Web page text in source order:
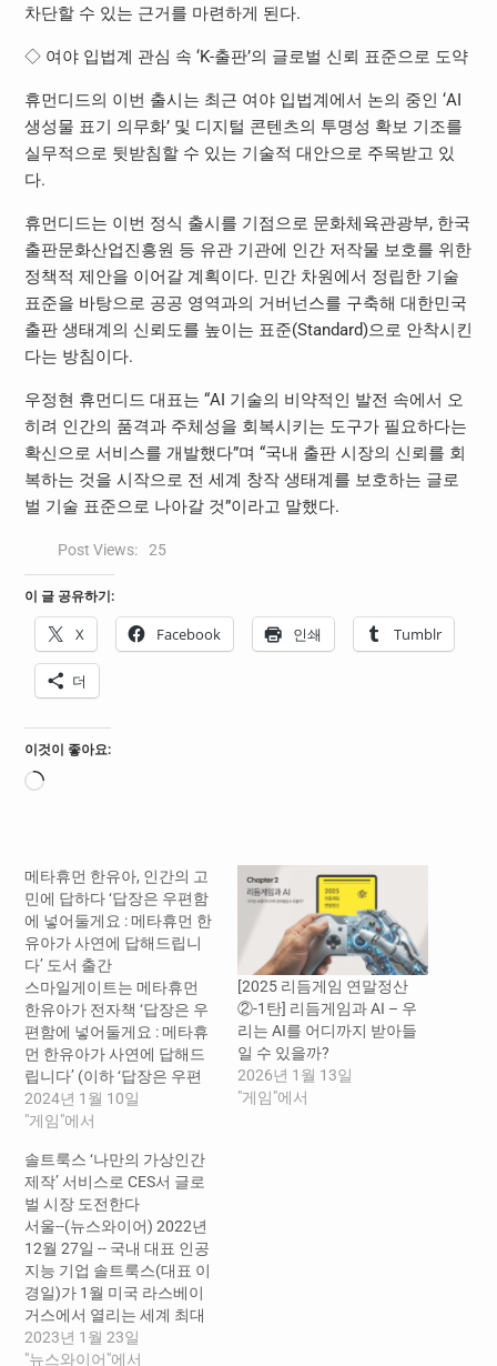
차단할 수 있는 근거를 마련하게 된다.
◇ 여야 입법계 관심 속 ‘K-출판’의 글로벌 신뢰 표준으로 도약
휴먼디드의 이번 출시는 최근 여야 입법계에서 논의 중인 ‘AI
생성물 표기 의무화’ 및 디지털 콘텐츠의 투명성 확보 기조를
실무적으로 뒷받침할 수 있는 기술적 대안으로 주목받고 있
다.
휴먼디드는 이번 정식 출시를 기점으로 문화체육관광부, 한국
출판문화산업진흥원 등 유관 기관에 인간 저작물 보호를 위한
정책적 제안을 이어갈 계획이다. 민간 차원에서 정립한 기술
표준을 바탕으로 공공 영역과의 거버넌스를 구축해 대한민국
출판 생태계의 신뢰도를 높이는 표준(Standard)으로 안착시킨
다는 방침이다.
우정현 휴먼디드 대표는 “AI 기술의 비약적인 발전 속에서 오
히려 인간의 품격과 주체성을 회복시키는 도구가 필요하다는
확신으로 서비스를 개발했다”며 “국내 출판 시장의 신뢰를 회
복하는 것을 시작으로 전 세계 창작 생태계를 보호하는 글로
벌 기술 표준으로 나아갈 것”이라고 말했다.
Post Views: 25
이 글 공유하기:
X Facebook 인쇄 Tumblr
더
이것이 좋아요:
로
메타휴먼 한유아, 인간의 고
민에 답하다 ‘답장은 우편함
에 넣어둘게요 : 메타휴먼 한
유아가 사연에 답해드립니
다’ 도서 출간
스마일게이트는 메타휴먼
한유아가 전자책 ‘답장은 우
편함에 넣어둘게요 : 메타휴
먼 한유아가 사연에 답해드
립니다’ (이하 ‘답장은 우편
함에 넣어둘게요’)를 출간했
다고 5일 밝혔다. ‘답장은 우
반 메타휴먼이 인간과 어떤
감정을 주고받고 상호작용
할 수 있는지 고찰할 수 있다
는 점에서 주목할 만하다. 다
른 가상 인간과 달리 고도화
된 AI브레인을 가진 한유아
가 그동안 축적한 감성과…
2024년 1월 10일
"게임"에서
[2025 리듬게임 연말정산
②-1탄] 리듬게임과 AI – 우
리는 AI를 어디까지 받아들
일 수 있을까?
2026년 1월 13일
"게임"에서
솔트룩스 ‘나만의 가상인간
제작’ 서비스로 CES서 글로
벌 시장 도전한다
서울--(뉴스와이어) 2022년
12월 27일 -- 국내 대표 인공
지능 기업 솔트룩스(대표 이
경일)가 1월 미국 라스베이
거스에서 열리는 세계 최대
IT 전시회 ‘CES 2023’에 참가
해 국내외 참관객들에게 제
2023년 1월 23일
"뉴스와이어"에서